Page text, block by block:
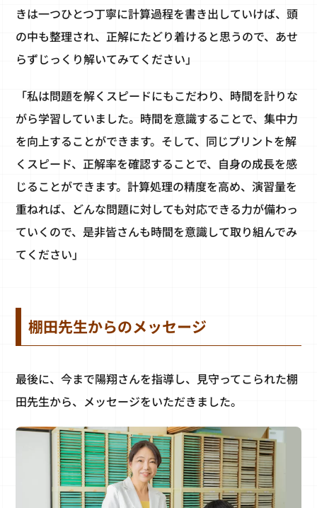
きは一つひとつ丁寧に計算過程を書き出していけば、頭
の中も整理され、正解にたどり着けると思うので、あせ
らずじっくり解いてみてください」
「私は問題を解くスピードにもこだわり、時間を計りな
がら学習していました。時間を意識することで、集中力
を向上することができます。そして、同じプリントを解
くスピード、正解率を確認することで、自身の成長を感
じることができます。計算処理の精度を高め、演習量を
重ねれば、どんな問題に対しても対応できる力が備わっ
ていくので、是非皆さんも時間を意識して取り組んでみ
てください」
棚田先生からのメッセージ
最後に、今まで陽翔さんを指導し、見守ってこられた棚
田先生から、メッセージをいただきました。